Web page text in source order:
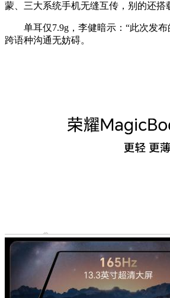
蒙、三大系统手机无缝互传，别的还搭
单耳仅7.9g，李健暗示：“此次发布
跨语种沟通无妨碍。